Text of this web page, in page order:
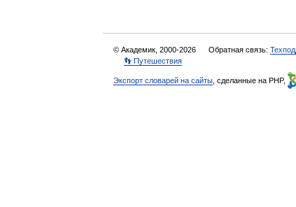
© Академик, 2000-2026 Обратная связь:
👣 Путешествия
Экспорт словарей на сайты , сделанные на PHP,